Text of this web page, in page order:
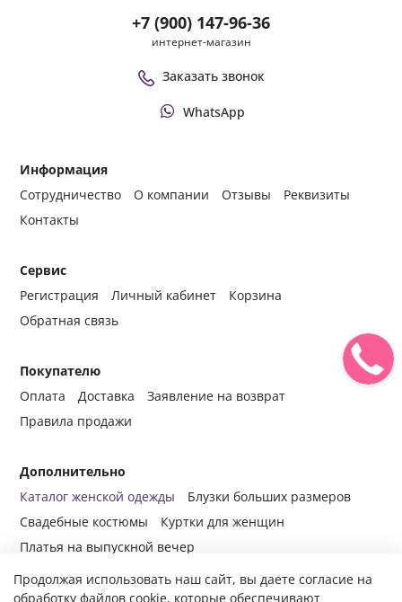
Информация
Сотрудничество
О компании Отзывы
Реквизиты
Контакты
Сервис
Регистрация
Личный кабинет
Корзина
Обратная связь
Покупателю
Оплата
Доставка
Заявление на возврат
Правила продажи
Дополнительно
Каталог женской одежды
Блузки больших размеров
Свадебные костюмы
Куртки для женщин
Платья на выпускной вечер
+7 (900) 147-96-36
интернет-магазин
Заказать звонок
WhatsApp
Продолжая использовать наш сайт, вы даете согласие на
обработку файлов cookie, которые обеспечивают